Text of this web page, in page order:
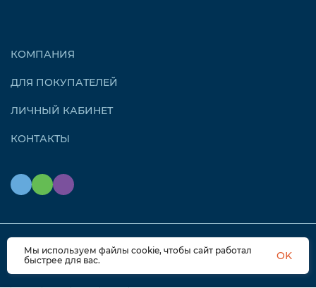
КОМПАНИЯ
ДЛЯ ПОКУПАТЕЛЕЙ
ЛИЧНЫЙ КАБИНЕТ
КОНТАКТЫ
© 2026 OZONAIR.RU. Все права защищены
Мы используем файлы cookie, чтобы сайт работал
быстрее для вас.
OK